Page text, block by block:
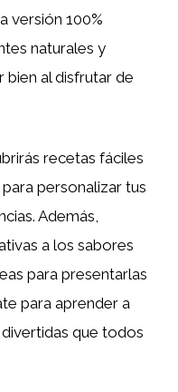
versión 100%
naturales y
bien al disfrutar de
recetas fáciles
personalizar tus
Además,
a los sabores
para presentarlas
para aprender a
que todos